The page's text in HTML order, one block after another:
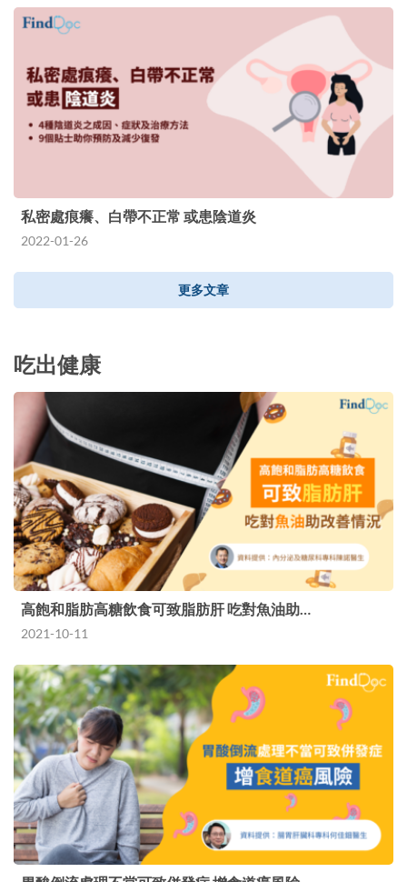
私密處痕癢、白帶不正常 或患陰道炎
2022-01-26
更多文章
吃出健康
高飽和脂肪高糖飲食可致脂肪肝 吃對魚油助…
2021-10-11